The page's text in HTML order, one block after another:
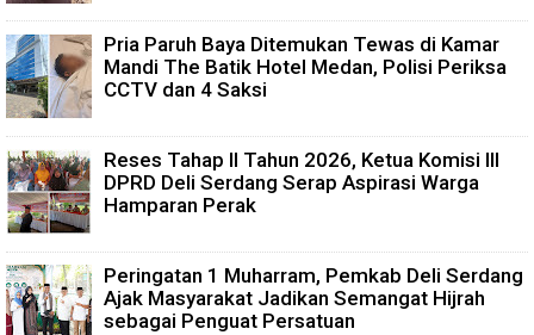
Pria Paruh Baya Ditemukan Tewas di Kamar
Mandi The Batik Hotel Medan, Polisi Periksa
CCTV dan 4 Saksi
Reses Tahap II Tahun 2026, Ketua Komisi III
DPRD Deli Serdang Serap Aspirasi Warga
Hamparan Perak
Peringatan 1 Muharram, Pemkab Deli Serdang
Ajak Masyarakat Jadikan Semangat Hijrah
sebagai Penguat Persatuan